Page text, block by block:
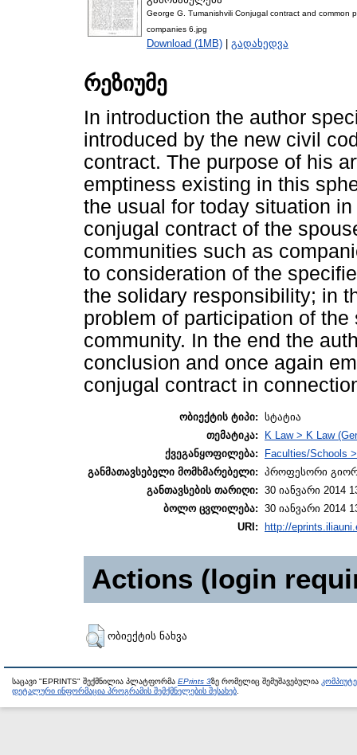
George G. Tumanishvili Conjugal contract and common
companies 6.jpg
Download (1MB) | გადახედვა
რეზიუმე
In introduction the author
introduced by the new civil
contract. The purpose of his
emptiness existing in this
the usual for today situation
conjugal contract of the
communities such as
to consideration of the
the solidary responsibility; in
problem of participation of
community. In the end the
conclusion and once again
conjugal contract in
ობიექტის ტიპი: სტატია
თემატიკა:
K Law > K Law
ქვეგანყოფილება:
Faculties/Schools
განმათავსებელი მომხმარებელი: პროფესორი
განთავსების თარიღი: 30 იანვარი 2014
ბოლო ცვლილება: 30 იანვარი 2014
URI:
http://
Actions (login
ობიექტის ნახვა
საცავი "EPRINTS" შექმნილია პლატფორმა EPrints 3ზე რომელიც შემუშავებულია
დეტალური ინფორმაცია პროგრამის შემქმნელების შესახებ